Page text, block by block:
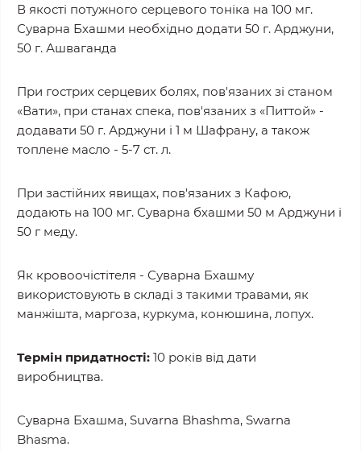
В якості потужного серцевого тоніка на 100 мг.
Суварна Бхашми необхідно додати 50 г. Арджуни,
50 г. Ашваганда
При гострих серцевих болях, пов'язаних зі станом
«Вати», при станах спека, пов'язаних з «Питтой» -
додавати 50 г. Арджуни і 1 м Шафрану, а також
топлене масло - 5-7 ст. л.
При застійних явищах, пов'язаних з Кафою,
додають на 100 мг. Суварна бхашми 50 м Арджуни і
50 г меду.
Як кровоочістітеля - Суварна Бхашму
використовують в складі з такими травами, як
манжішта, маргоза, куркума, конюшина, лопух.
Термін придатності: 10 років від дати
виробництва.
Суварна Бхашма, Suvarna Bhashma, Swarna
Bhasma.